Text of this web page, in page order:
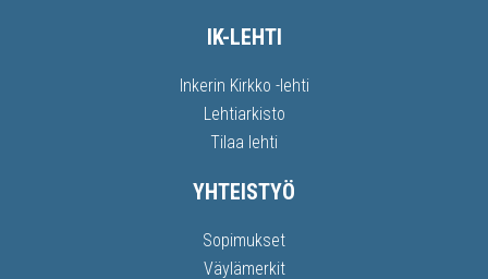
IK-LEHTI
Inkerin Kirkko -lehti
Lehtiarkisto
Tilaa lehti
YHTEISTYÖ
Sopimukset
Väylämerkit